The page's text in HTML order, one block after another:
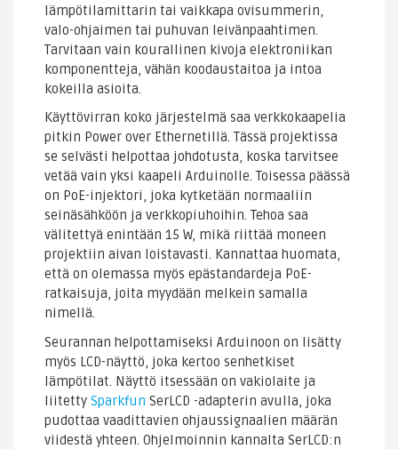
lämpötilamittarin tai vaikkapa ovisummerin,
valo-ohjaimen tai puhuvan leivänpaahtimen.
Tarvitaan vain kourallinen kivoja elektroniikan
komponentteja, vähän koodaustaitoa ja intoa
kokeilla asioita.
Käyttövirran koko järjestelmä saa verkkokaapelia
pitkin Power over Ethernetillä. Tässä projektissa
se selvästi helpottaa johdotusta, koska tarvitsee
vetää vain yksi kaapeli Arduinolle. Toisessa päässä
on PoE-injektori, joka kytketään normaaliin
seinäsähköön ja verkkopiuhoihin. Tehoa saa
välitettyä enintään 15 W, mikä riittää moneen
projektiin aivan loistavasti. Kannattaa huomata,
että on olemassa myös epästandardeja PoE-
ratkaisuja, joita myydään melkein samalla
nimellä.
Seurannan helpottamiseksi Arduinoon on lisätty
myös LCD-näyttö, joka kertoo senhetkiset
lämpötilat. Näyttö itsessään on vakiolaite ja
liitetty Sparkfun SerLCD -adapterin avulla, joka
pudottaa vaadittavien ohjaussignaalien määrän
viidestä yhteen. Ohjelmoinnin kannalta SerLCD:n